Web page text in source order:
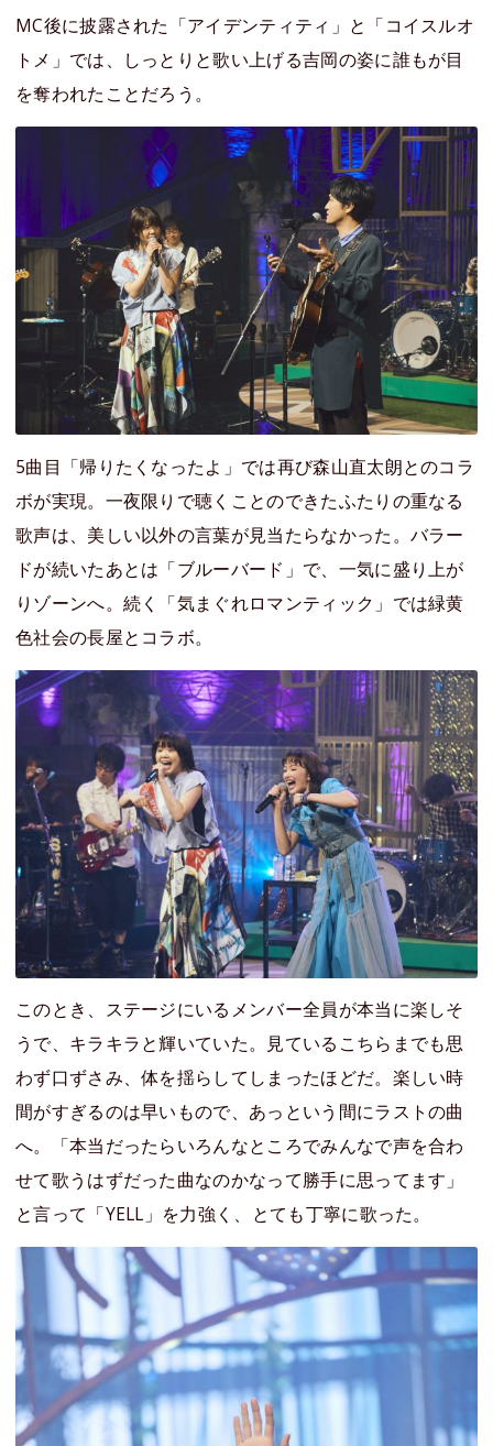
MC後に披露された「アイデンティティ」と「コイスルオ
トメ」では、しっとりと歌い上げる吉岡の姿に誰もが目
を奪われたことだろう。
5曲目「帰りたくなったよ」では再び森山直太朗とのコラ
ボが実現。一夜限りで聴くことのできたふたりの重なる
歌声は、美しい以外の言葉が見当たらなかった。バラー
ドが続いたあとは「ブルーバード」で、一気に盛り上が
りゾーンへ。続く「気まぐれロマンティック」では緑黄
色社会の長屋とコラボ。
このとき、ステージにいるメンバー全員が本当に楽しそ
うで、キラキラと輝いていた。見ているこちらまでも思
わず口ずさみ、体を揺らしてしまったほどだ。楽しい時
間がすぎるのは早いもので、あっという間にラストの曲
へ。「本当だったらいろんなところでみんなで声を合わ
せて歌うはずだった曲なのかなって勝手に思ってます」
と言って「YELL」を力強く、とても丁寧に歌った。